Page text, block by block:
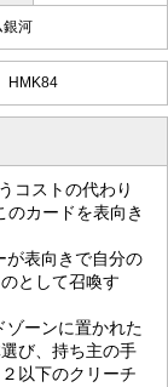
銀河
HMK84
コストの代わり
カードを表向き
が表向きで自分の
として召喚す
ゾーンに置かれた
び、持ち主の手
以下のクリーチ